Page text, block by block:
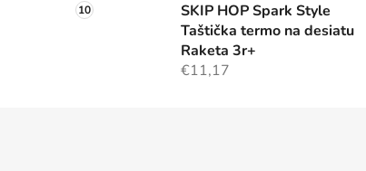
SKIP HOP Spark Style
Taštička termo na desiatu
Raketa 3r+
€11,17